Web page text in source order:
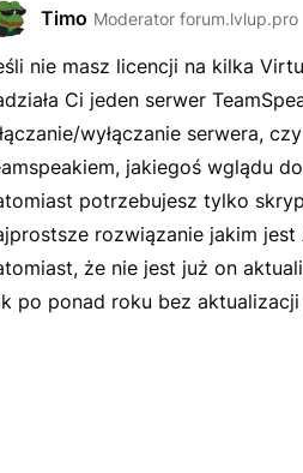
Timo Moderator forum.lvlup.pro
nie masz licencji na kilka
Ci jeden serwer
wyłączanie serwera,
jakiegoś wglądu
potrzebujesz tylko
rozwiązanie jakim
że nie jest już on
po ponad roku bez aktualizacji